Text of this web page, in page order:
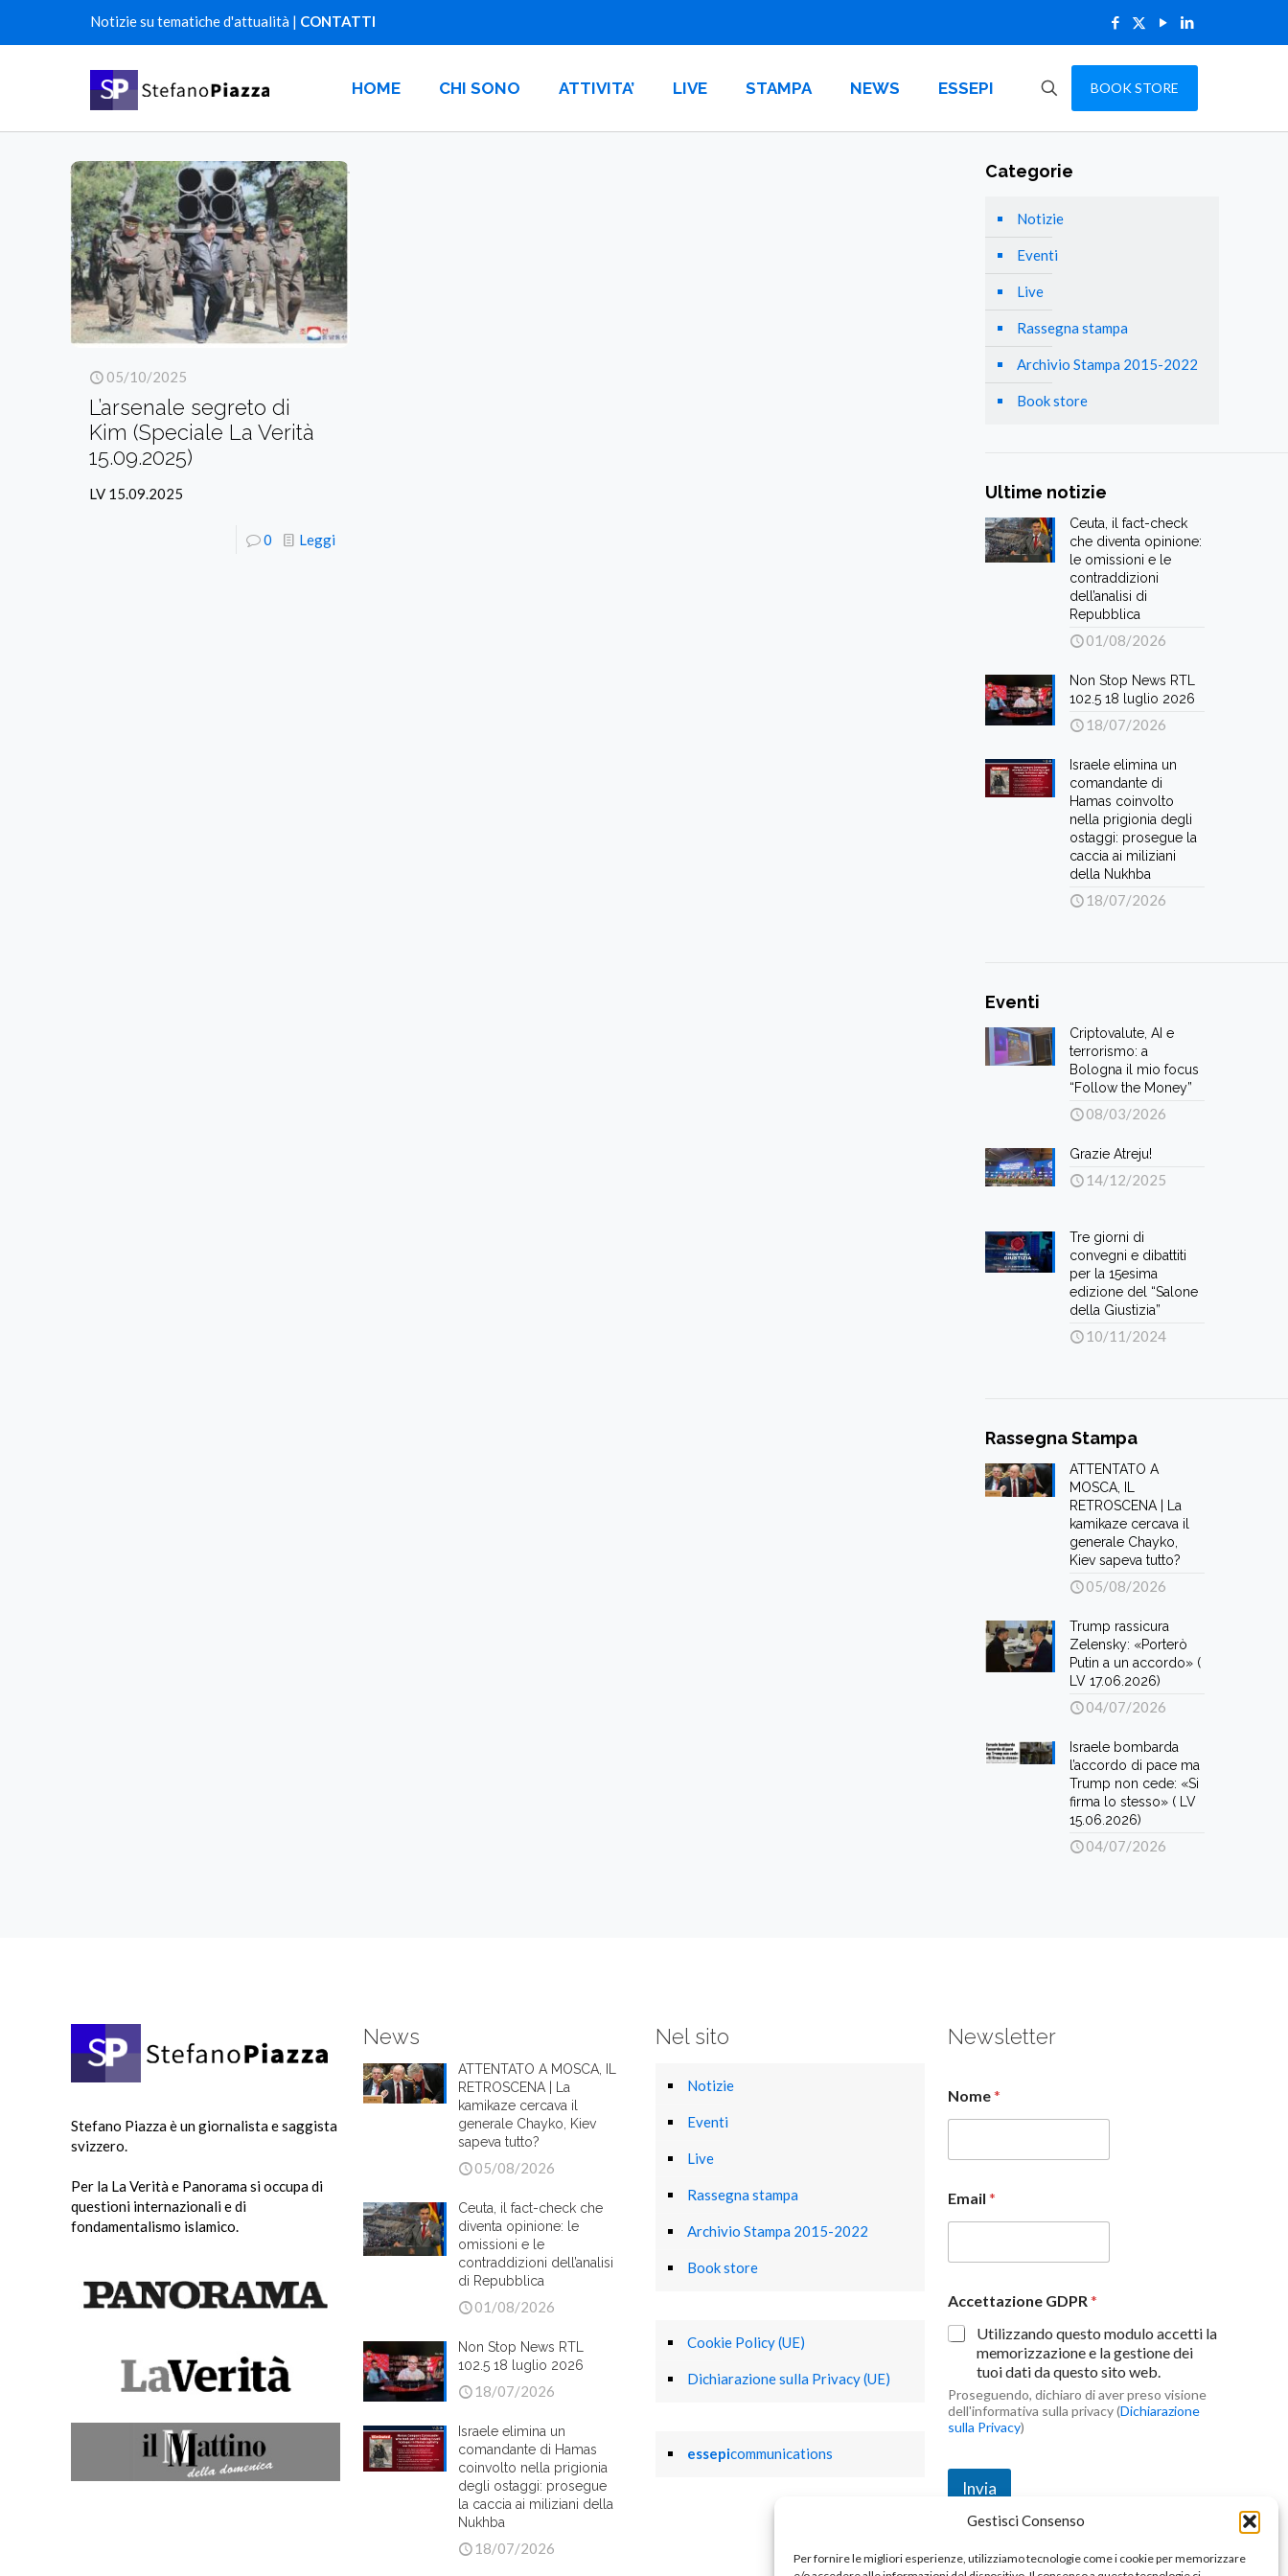
Gestisci Consenso
Per fornire le migliori esperienze, utilizziamo tecnologie come i cookie per memorizzare
Notizie su tematiche d'attualità | CONTATTI
HOME CHI SONO ATTIVITA’ LIVE STAMPA NEWS ESSEPI BOOK STORE
05/10/2025
L’arsenale segreto di
Kim (Speciale La Verità
15.09.2025)
LV 15.09.2025
0 Leggi
Categorie
Notizie
Eventi
Live
Rassegna stampa
Archivio Stampa 2015-2022
Book store
Ultime notizie
Ceuta, il fact-check
che diventa opinione:
le omissioni e le
contraddizioni
dell’analisi di
Repubblica
01/08/2026
Non Stop News RTL
102.5 18 luglio 2026
18/07/2026
Israele elimina un
comandante di
Hamas coinvolto
nella prigionia degli
ostaggi: prosegue la
caccia ai miliziani
della Nukhba
18/07/2026
Eventi
Criptovalute, AI e
terrorismo: a
Bologna il mio focus
“Follow the Money”
08/03/2026
Grazie Atreju!
14/12/2025
Tre giorni di
convegni e dibattiti
per la 15esima
edizione del “Salone
della Giustizia”
10/11/2024
Rassegna Stampa
ATTENTATO A
MOSCA, IL
RETROSCENA | La
kamikaze cercava il
generale Chayko,
Kiev sapeva tutto?
05/08/2026
Trump rassicura
Zelensky: «Porterò
Putin a un accordo» (
LV 17.06.2026)
04/07/2026
Israele bombarda
l’accordo di pace ma
Trump non cede: «Si
firma lo stesso» ( LV
15.06.2026)
04/07/2026
Stefano Piazza è un giornalista e saggista
svizzero.
Per la La Verità e Panorama si occupa di
questioni internazionali e di
fondamentalismo islamico.
News
ATTENTATO A MOSCA, IL
RETROSCENA | La
kamikaze cercava il
generale Chayko, Kiev
sapeva tutto?
05/08/2026
Ceuta, il fact-check che
diventa opinione: le
omissioni e le
contraddizioni dell’analisi
di Repubblica
01/08/2026
Non Stop News RTL
102.5 18 luglio 2026
18/07/2026
Israele elimina un
comandante di Hamas
coinvolto nella prigionia
degli ostaggi: prosegue
la caccia ai miliziani della
Nukhba
18/07/2026
Nel sito
Notizie
Eventi
Live
Rassegna stampa
Archivio Stampa 2015-2022
Book store
Cookie Policy (UE)
Dichiarazione sulla Privacy (UE)
essepicommunications
Newsletter
Nome*
Email *
Accettazione GDPR*
Utilizzando questo modulo accetti la
memorizzazione e la gestione dei
tuoi dati da questo sito web.
Proseguendo, dichiaro di aver preso visione
dell'informativa sulla privacy (Dichiarazione
sulla Privacy)
Invia